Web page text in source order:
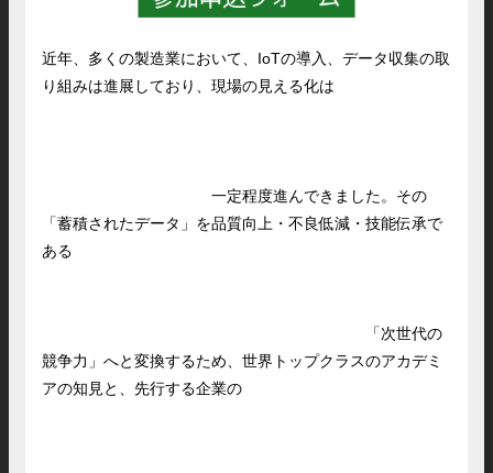
近年、多くの製造業において、IoTの導入、データ収集の取
り組みは進展しており、現場の見える化は
一定程度進んできました。その
「蓄積されたデータ」を品質向上・不良低減・技能伝承で
ある
「次世代の
競争力」へと変換するため、世界トップクラスのアカデミ
アの知見と、先行する企業の